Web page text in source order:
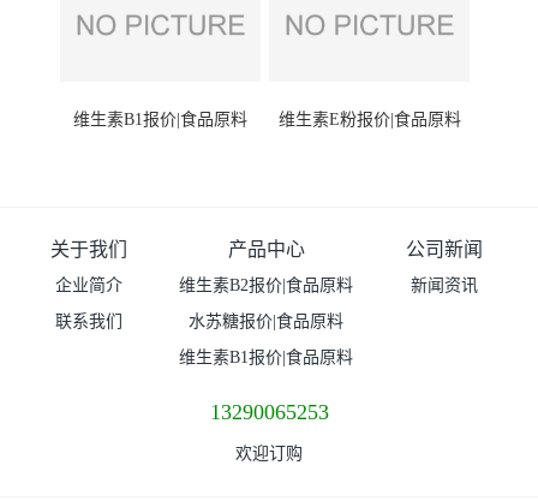
维生素B1报价|食品原料 维生素E粉报价|食品原料
关于我们
企业简介
联系我们
产品中心
维生素B2报价|食品原料
水苏糖报价|食品原料
维生素B1报价|食品原料
公司新闻
新闻资讯
13290065253
欢迎订购